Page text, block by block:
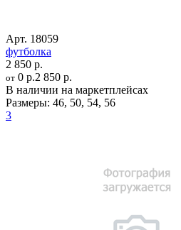
Арт. 18059
футболка
2 850 р.
от 0 р.2 850 р.
В наличии на маркетплейсах
Размеры: 46, 50, 54, 56
3